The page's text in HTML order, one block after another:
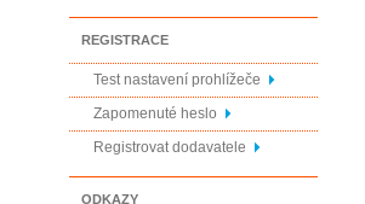
REGISTRACE
Test nastavení prohlížeče
Zapomenuté heslo
Registrovat dodavatele
ODKAZY